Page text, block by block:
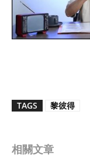
TAGS 黎彼得
相關文章